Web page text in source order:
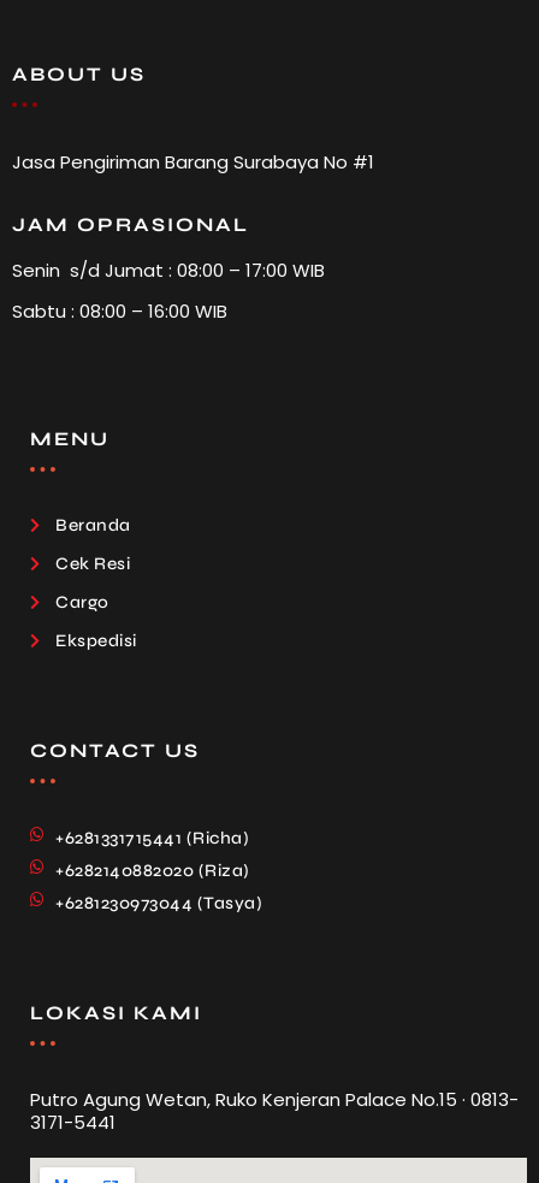
ABOUT US
Jasa Pengiriman Barang Surabaya No #1
JAM OPRASIONAL
Senin s/d Jumat : 08:00 – 17:00 WIB
Sabtu : 08:00 – 16:00 WIB
MENU
Beranda
Cek Resi
Cargo
Ekspedisi
CONTACT US
+6281331715441 (Richa)
+6282140882020 (Riza)
+6281230973044 (Tasya)
LOKASI KAMI
Putro Agung Wetan, Ruko Kenjeran Palace No.15 · 0813-
3171-5441